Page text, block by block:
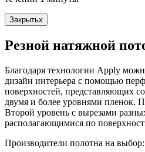
Закрытьx
Резной натяжной
Благодаря технологии Apply
дизайн интерьера с помощью
поверхностей, представляющих
двумя и более уровнями пленок.
Второй уровень с вырезами
располагающимися по
Производители полотна на выбор: